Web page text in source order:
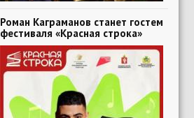
Роман Каграманов станет гостем
фестиваля «Красная строка»